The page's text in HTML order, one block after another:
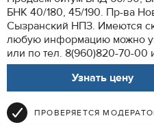
БНК 40/180, 45/190. Пр-ва
Сызранский НПЗ. Имеются
любую информацию можно
или по тел. 8(960)820-70-00
Узнать цену
ПРОВЕРЯЕТСЯ